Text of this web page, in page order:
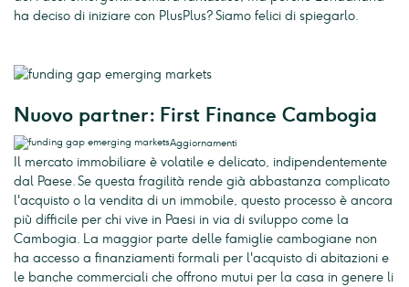
ha deciso di iniziare con PlusPlus? Siamo felici di spiegarlo.
Nuovo partner: First Finance Cambogia
Aggiornamenti
Il mercato immobiliare è volatile e delicato, indipendentemente
dal Paese. Se questa fragilità rende già abbastanza complicato
l'acquisto o la vendita di un immobile, questo processo è ancora
più difficile per chi vive in Paesi in via di sviluppo come la
Cambogia. La maggior parte delle famiglie cambogiane non
ha accesso a finanziamenti formali per l'acquisto di abitazioni e
le banche commerciali che offrono mutui per la casa in genere li